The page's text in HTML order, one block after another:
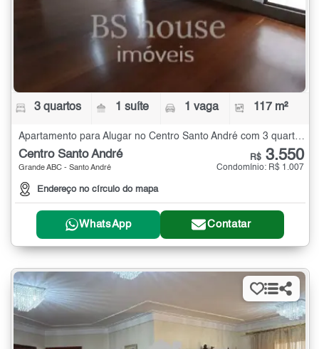
3 quartos 1 suíte 1 vaga 117 m²
Apartamento para Alugar no Centro Santo André com 3 quartos - 117 m²
Centro Santo André
Grande ABC - Santo André
Endereço no círculo do mapa
R$ 3.550
Condomínio: R$ 1.007
WhatsApp Contatar